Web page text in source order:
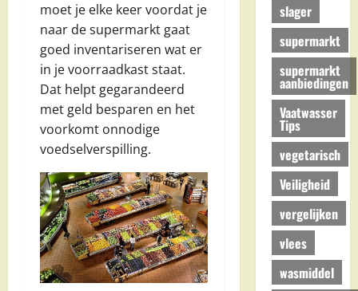
moet je elke keer voordat je
naar de supermarkt gaat
goed inventariseren wat er
in je voorraadkast staat.
Dat helpt gegarandeerd
met geld besparen en het
voorkomt onnodige
voedselverspilling.
slager
supermarkt
supermarkt
aanbiedingen
Vaatwasser
Tips
vegetarisch
Veiligheid
vergelijken
vlees
wasmiddel